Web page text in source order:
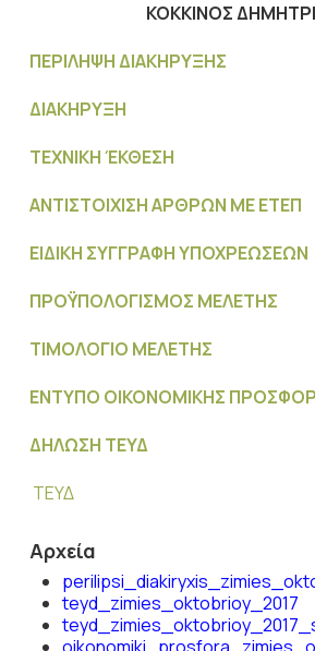
ΚΟΚΚΙΝΟΣ
ΠΕΡΙΛΗΨΗ ΔΙΑΚΗΡΥΞΗΣ
ΔΙΑΚΗΡΥΞΗ
ΤΕΧΝΙΚΗ ΈΚΘΕΣΗ
ΑΝΤΙΣΤΟΙΧΙΣΗ ΑΡΘΡΩΝ ΜΕ ΕΤΕΠ
ΕΙΔΙΚΗ ΣΥΓΓΡΑΦΗ ΥΠΟΧΡΕΩΣΕΩΝ
ΠΡΟΫΠΟΛΟΓΙΣΜΟΣ MΕΛΕΤΗΣ
ΤΙΜΟΛΟΓΙΟ ΜΕΛΕΤΗΣ
ΕΝΤΥΠΟ ΟΙΚΟΝΟΜΙΚΗΣ
ΔΗΛΩΣΗ ΤΕΥΔ
ΤΕΥΔ
Αρχεία
teyd_zimies_oktobrioy_2017